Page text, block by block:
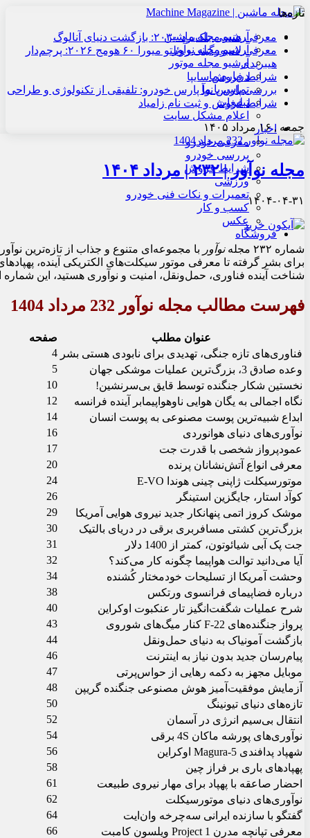
آرشیو مجله ماشین
آرشیو مجله نوآور
آرشیو مجله موتور
درباره ما
تماس با ما
تبلیغات
اعلام مشکل سایت
اخبار
معرفی خودرو
بررسی خودرو
شرایط فروش
ورزشی
تعمیرات و نکات فنی خودرو
کسب و کار
عکس
فروشگاه
تازه‌ها
معرفی هنسی بلک‌برد ۲۰۳۰: بازگشت دنیای آنالوگ
معرفی لامبورگینی روئلتو میورا ۶۰ هومج ۲۰۲۶: پرچم‌دار
هیبریدی
شرایط فروش سایپا
بررسی پارس نوآ پارس خودرو: تلفیقی از تکنولوژی و طراحی
شرایط فروش و ثبت نام زامیاد
جمعه , ۱۶ مرداد ۱۴۰۵
مجله نوآور | ۲۳۲ | مرداد ۱۴۰۴
۱۴۰۴-۰۴-۳۱
شماره ۲۳۲ مجله نوآور با مجموعه‌ای متنوع و جذاب از تازه‌ترین
برای بشر گرفته تا معرفی موتور سیکلت‌های الکتریکی آینده،
شناخت آینده فناوری، حمل‌ونقل، امنیت و نوآوری هستید، این شماره
فهرست مطالب مجله نوآور 232 مرداد 1404
عنوان مطلب
صفحه
فناوری‌های تازه جنگی، تهدیدی برای نابودی هستی بشر 4
وعده صادق 3، بزرگ‌ترین عملیات موشکی جهان
5
نخستین شکار جنگنده توسط قایق بی‌سرنشین!
10
نگاه اجمالی به یگان هوایی ناوهواپیمابر آینده فرانسه
12
ابداع شبیه‌ترین پوست مصنوعی به پوست انسان
14
نوآوری‌های دنیای هوانوردی
16
عمودپرواز شخصی با قدرت جت
17
معرفی انواع آتش‌نشانان پرنده
20
موتورسیکلت ژاپنی چینی هوندا E-VO
24
کوآد استار، جایگزین استینگر
26
موشک کروز اتمی پنهانکار جدید نیروی هوایی آمریکا
29
بزرگ‌ترین کشتی مسافربری برقی در دریای بالتیک
30
جت پک آبی شیائوتون، کمتر از 1400 دلار
31
آیا می‌دانید توالت هواپیما چگونه کار می‌کند؟
32
وحشت آمریکا از تسلیحات خودمختار کُشنده
34
درباره فضاپیمای فرانسوی ورتکس
38
شرح عملیات شگفت‌انگیز تار عنکبوت اوکراین
40
پرواز جنگنده‌های F-22 کنار میگ‌های شوروی
43
بازگشت آمونیاک به دنیای حمل‌ونقل
44
پیام‌رسان جدید بدون نیاز به اینترنت
46
موبایل مجهز به دکمه رهایی از حواس‌پرتی
47
آزمایش موفقیت‌آمیز هوش مصنوعی جنگنده گریپن
48
تازه‌های دنیای تیونینگ
50
انتقال بی‌سیم انرژی در آسمان
52
نوآوری‌های پورشه ماکان 4S برقی
54
شهپاد پدافندی Magura-5 اوکراین
56
پهپادهای باری بر فراز چین
58
احضار صاعقه با پهپاد برای مهار نیروی طبیعت
61
نوآوری‌های دنیای موتورسیکلت
62
گفتگو با سازنده ایرانی سه‌چرخه وان‌ایت
64
معرفی تپانچه مدرن Project 1 ویلسون کامبت
66